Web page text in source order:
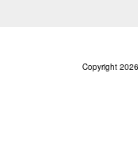
Copyright